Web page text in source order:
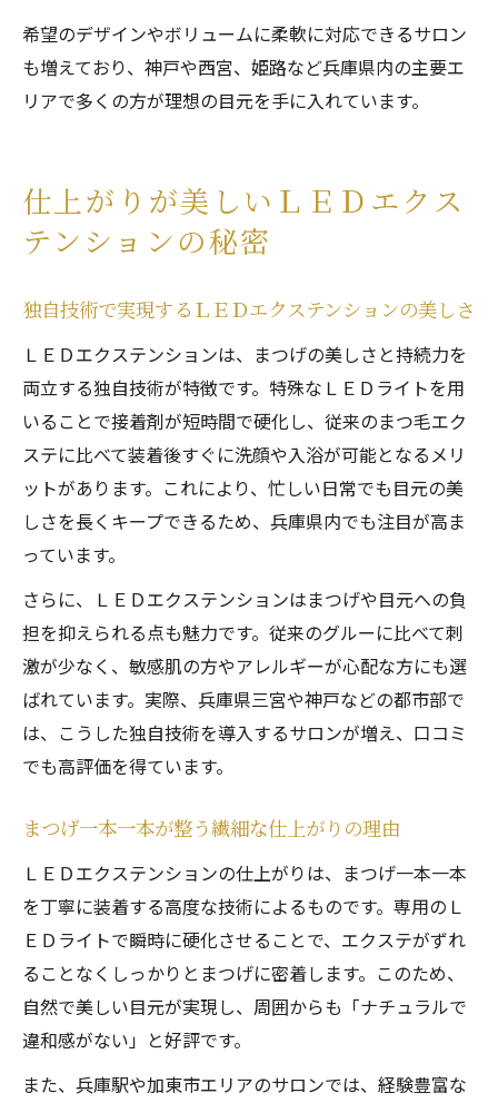
希望のデザインやボリュームに柔軟に対応できるサロン
も増えており、神戸や西宮、姫路など兵庫県内の主要エ
リアで多くの方が理想の目元を手に入れています。
仕上がりが美しいＬＥＤエクス
テンションの秘密
独自技術で実現するＬＥＤエクステンションの美しさ
ＬＥＤエクステンションは、まつげの美しさと持続力を
両立する独自技術が特徴です。特殊なＬＥＤライトを用
いることで接着剤が短時間で硬化し、従来のまつ毛エク
ステに比べて装着後すぐに洗顔や入浴が可能となるメリ
ットがあります。これにより、忙しい日常でも目元の美
しさを長くキープできるため、兵庫県内でも注目が高ま
っています。
さらに、ＬＥＤエクステンションはまつげや目元への負
担を抑えられる点も魅力です。従来のグルーに比べて刺
激が少なく、敏感肌の方やアレルギーが心配な方にも選
ばれています。実際、兵庫県三宮や神戸などの都市部で
は、こうした独自技術を導入するサロンが増え、口コミ
でも高評価を得ています。
まつげ一本一本が整う繊細な仕上がりの理由
ＬＥＤエクステンションの仕上がりは、まつげ一本一本
を丁寧に装着する高度な技術によるものです。専用のＬ
ＥＤライトで瞬時に硬化させることで、エクステがずれ
ることなくしっかりとまつげに密着します。このため、
自然で美しい目元が実現し、周囲からも「ナチュラルで
違和感がない」と好評です。
また、兵庫駅や加東市エリアのサロンでは、経験豊富な